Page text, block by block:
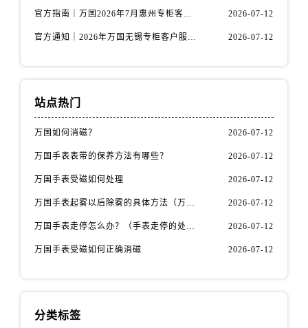
安徽省阜阳市颍州区颍州北路万国售后服务中心（需提前预约）
福建省南平市建阳区人民西路万国售后服务中心（需提前预约）
官方指南｜万国2026年7月惠州专柜客户服务热线与门店信息全攻略 2026-07-12
官方通知｜2026年万国无锡专柜客户服务热线全新升级（附7月最新专柜信息汇总） 2026-07-12
站点热门
万国如何消磁？ 2026-07-12
万国手表表带的保养方法有哪些？ 2026-07-12
万国手表受磁如何处理 2026-07-12
万国手表起雾以后除雾的具体方法（万国手表起雾解决办法） 2026-07-12
万国手表走停怎么办？（手表走停的处理方法） 2026-07-12
万国手表受磁如何正确消磁 2026-07-12
分类标签